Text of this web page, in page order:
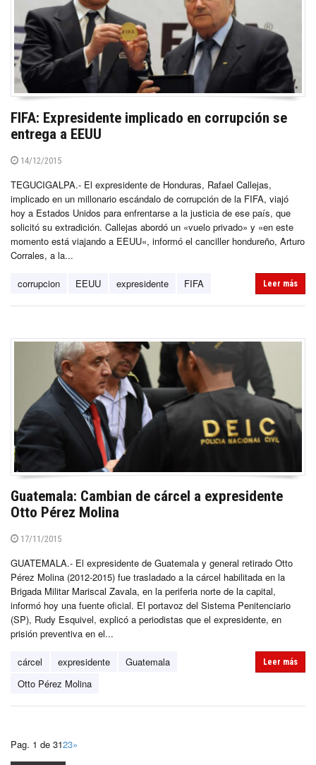
FIFA: Expresidente implicado en corrupción se
entrega a EEUU
14/12/2015
TEGUCIGALPA.- El expresidente de Honduras, Rafael Callejas,
implicado en un millonario escándalo de corrupción de la FIFA, viajó
hoy a Estados Unidos para enfrentarse a la justicia de ese país, que
solicitó su extradición. Callejas abordó un «vuelo privado» y «en este
momento está viajando a EEUU«, informó el canciller hondureño, Arturo
Corrales, a la...
corrupcion EEUU expresidente FIFA Leer más
Guatemala: Cambian de cárcel a expresidente
Otto Pérez Molina
17/11/2015
GUATEMALA.- El expresidente de Guatemala y general retirado Otto
Pérez Molina (2012-2015) fue trasladado a la cárcel habilitada en la
Brigada Militar Mariscal Zavala, en la periferia norte de la capital,
informó hoy una fuente oficial. El portavoz del Sistema Penitenciario
(SP), Rudy Esquivel, explicó a periodistas que el expresidente, en
prisión preventiva en el...
cárcel expresidente
Guatemala
Otto Pérez Molina
Leer más
Pag. 1 de 3123»